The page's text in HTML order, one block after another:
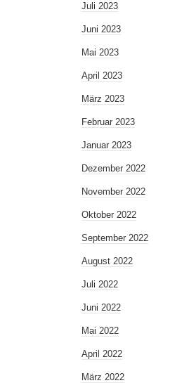
Juli 2023
Juni 2023
Mai 2023
April 2023
März 2023
Februar 2023
Januar 2023
Dezember 2022
November 2022
Oktober 2022
September 2022
August 2022
Juli 2022
Juni 2022
Mai 2022
April 2022
März 2022